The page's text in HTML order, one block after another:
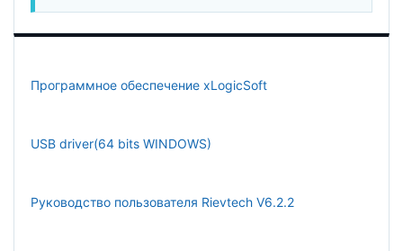
Программное обеспечение xLogicSoft
USB driver(64 bits WINDOWS)
Руководство пользователя Rievtech V6.2.2